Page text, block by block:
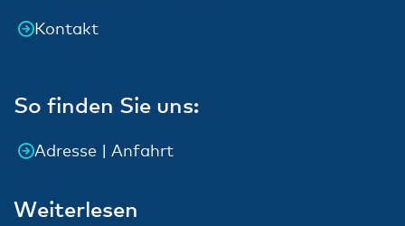
Kontakt
So finden Sie uns:
Adresse | Anfahrt
Weiterlesen